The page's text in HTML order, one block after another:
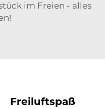
im Freien - alles
Freiluftspaß